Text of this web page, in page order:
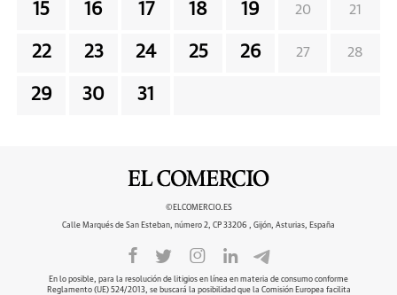
15 16 17 18 19 20 21
22 23 24 25 26 27 28
29 30 31
©ELCOMERCIO.ES
Calle Marqués de San Esteban, número 2, CP 33206 , Gijón, Asturias, España
En lo posible, para la resolución de litigios en línea en materia de consumo conforme
Reglamento (UE) 524/2013, se buscará la posibilidad que la Comisión Europea facilita